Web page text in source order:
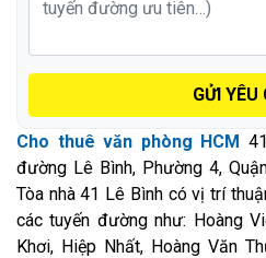
GỬI YÊU
Cho thuê văn phòng HCM
đường Lê Bình, Phường 4,
Tòa nhà 41 Lê Bình có vị trí
các tuyến đường như: Hoàng
Khơi, Hiệp Nhất, Hoàng Văn